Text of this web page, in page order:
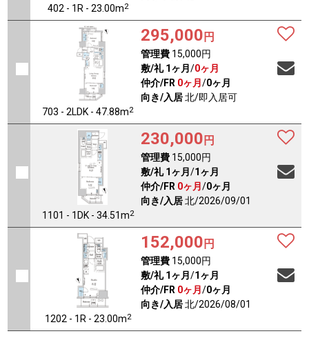
402 - 1R - 23.00m2
703 - 2LDK - 47.88m2
295,000 円
管理費15,000円
敷/礼 1ヶ月 /0ヶ月
仲介/FR 0ヶ月 /0ヶ月
向き/入居北/即入居可
1101 - 1DK - 34.51m2
230,000 円
管理費15,000円
敷/礼 1ヶ月 /1ヶ月
仲介/FR 0ヶ月 /0ヶ月
向き/入居北/2026/09/01
1202 - 1R - 23.00m2
152,000 円
管理費15,000円
敷/礼 1ヶ月 /1ヶ月
仲介/FR 0ヶ月 /0ヶ月
向き/入居北/2026/08/01